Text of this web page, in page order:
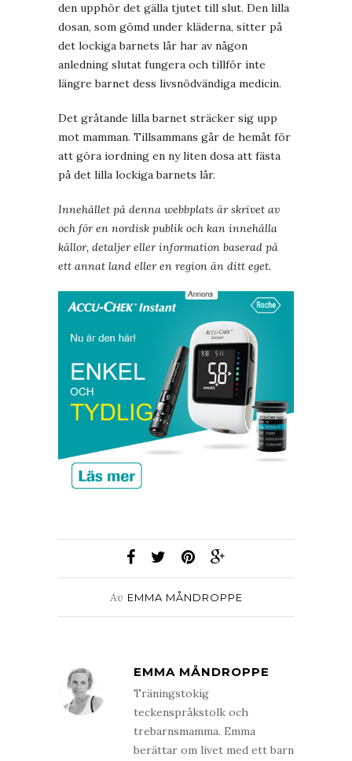
den upphör det gälla tjutet till slut. Den lilla
dosan, som gömd under kläderna, sitter på
det lockiga barnets lår har av någon
anledning slutat fungera och tillför inte
längre barnet dess livsnödvändiga medicin.
Det gråtande lilla barnet sträcker sig upp
mot mamman. Tillsammans går de hemåt för
att göra iordning en ny liten dosa att fästa
på det lilla lockiga barnets lår.
Innehållet på denna webbplats är skrivet av
och för en nordisk publik och kan innehålla
källor, detaljer eller information baserad på
ett annat land eller en region än ditt eget.
Av EMMA MÅNDROPPE
EMMA MÅNDROPPE
Träningstokig
teckenspråkstolk och
trebarnsmamma. Emma
berättar om livet med ett barn